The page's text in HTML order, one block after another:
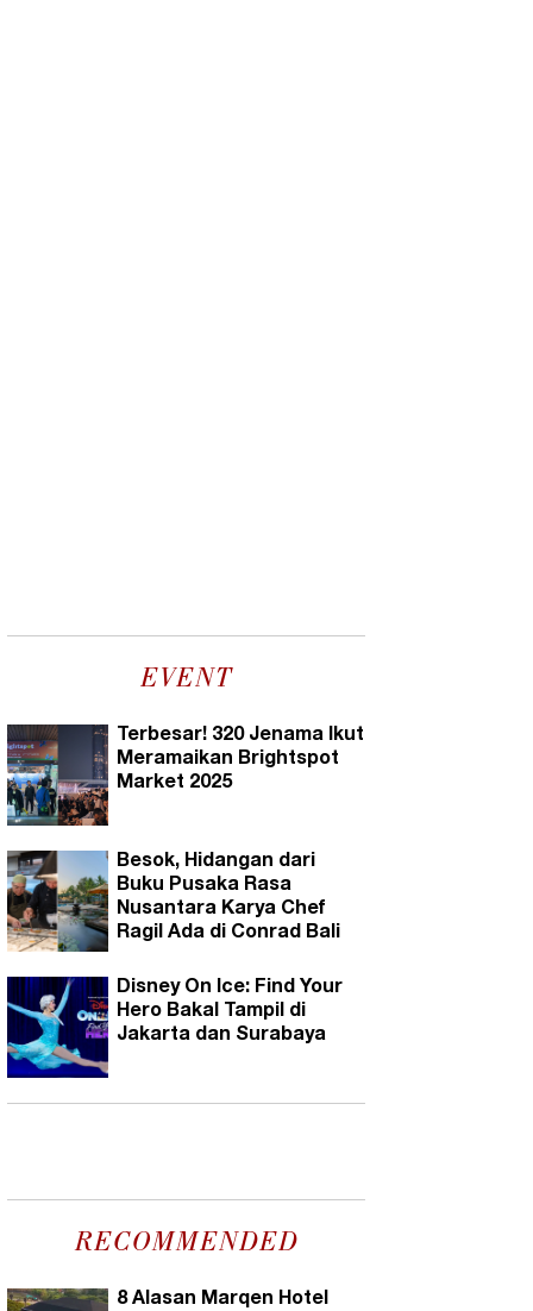
EVENT
Terbesar! 320 Jenama Ikut
Meramaikan Brightspot
Market 2025
Besok, Hidangan dari
Buku Pusaka Rasa
Nusantara Karya Chef
Ragil Ada di Conrad Bali
Disney On Ice: Find Your
Hero Bakal Tampil di
Jakarta dan Surabaya
RECOMMENDED
8 Alasan Marqen Hotel